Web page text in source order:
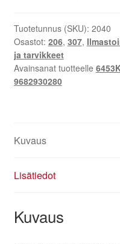
Tuotetunnus (SKU): 2040
Osastot: 206, 307,
ja tarvikkeet
Avainsanat tuotteelle
9682930280
Kuvaus
Lisätiedot
Kuvaus